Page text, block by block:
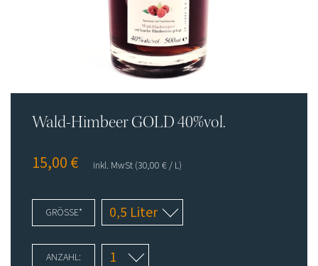
Datenschutz
AGB
Wald-Himbeer GOLD 40%vol.
15,00€ inkl. MwSt (30,00 €/ L)
PFLICHTFELD
GRÖSSE *
ANZAHL: